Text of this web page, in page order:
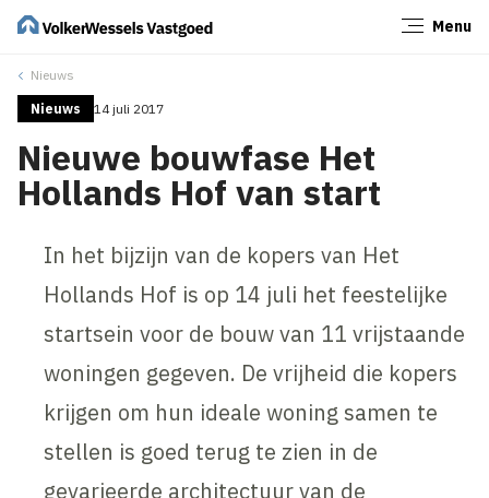
Menu
Nieuws
Nieuws 14 juli 2017
Nieuwe bouwfase Het
Hollands Hof van start
In het bijzijn van de kopers van Het
Hollands Hof is op 14 juli het feestelijke
startsein voor de bouw van 11 vrijstaande
woningen gegeven. De vrijheid die kopers
krijgen om hun ideale woning samen te
stellen is goed terug te zien in de
gevarieerde architectuur van de
Sluiten